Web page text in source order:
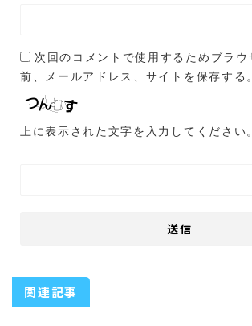
次回のコメントで使用するためブラウ
前、メールアドレス、サイトを保存する。
上に表示された文字を入力してください。
関連記事